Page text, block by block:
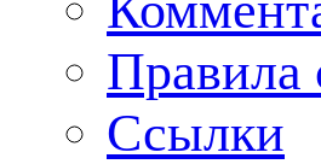
Правила
Ссылки